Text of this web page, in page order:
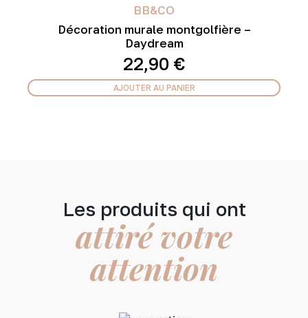
BB&CO
Décoration murale montgolfière –
Daydream
22,90 €
AJOUTER AU PANIER
Les produits qui ont
attiré votre
attention